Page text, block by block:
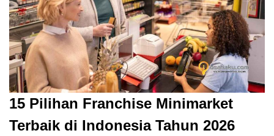
15 Pilihan Franchise Minimarket
Terbaik di Indonesia Tahun 2026